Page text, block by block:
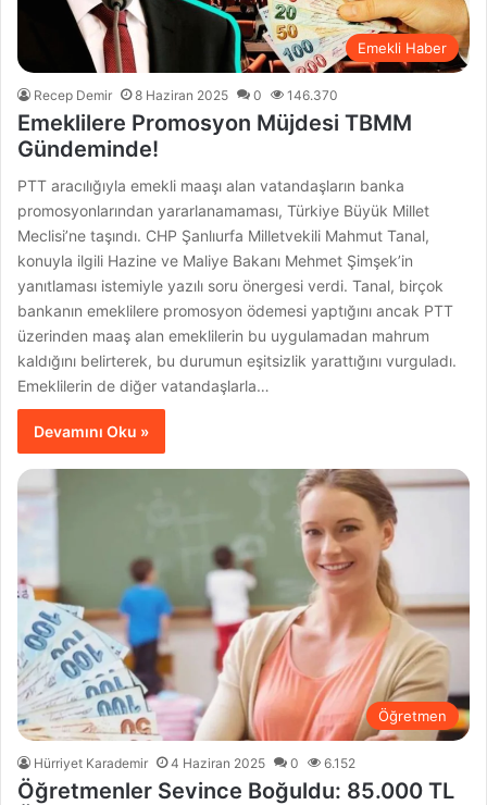
Emekli Haber
Recep Demir 8 Haziran 2025 0 146.370
Emeklilere Promosyon Müjdesi TBMM
Gündeminde!
PTT aracılığıyla emekli maaşı alan vatandaşların banka
promosyonlarından yararlanamaması, Türkiye Büyük Millet
Meclisi’ne taşındı. CHP Şanlıurfa Milletvekili Mahmut Tanal,
konuyla ilgili Hazine ve Maliye Bakanı Mehmet Şimşek’in
yanıtlaması istemiyle yazılı soru önergesi verdi. Tanal, birçok
bankanın emeklilere promosyon ödemesi yaptığını ancak PTT
üzerinden maaş alan emeklilerin bu uygulamadan mahrum
kaldığını belirterek, bu durumun eşitsizlik yarattığını vurguladı.
Emeklilerin de diğer vatandaşlarla…
Devamını Oku »
Öğretmen
Hürriyet Karademir 4 Haziran 2025 0 6.152
Öğretmenler Sevince Boğuldu: 85.000 TL